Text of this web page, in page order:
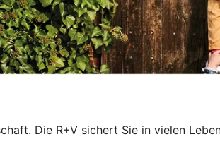
Die R+V sichert Sie in vielen